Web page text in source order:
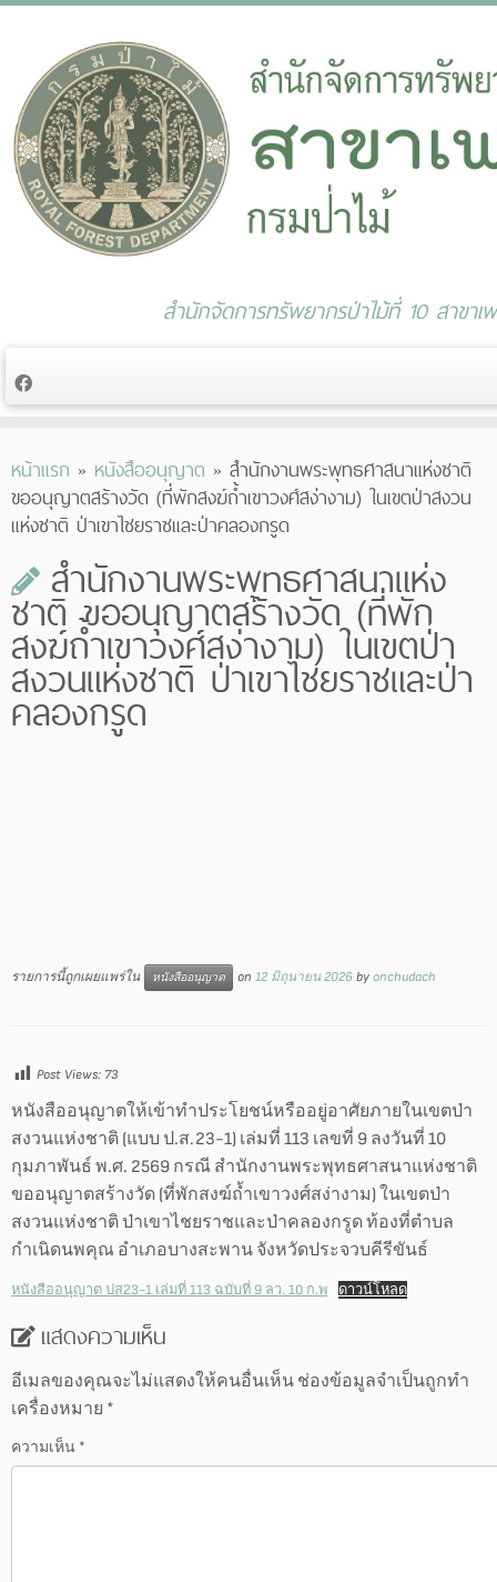
to
content
สำนักจัดการทรัพยากรป่าไม้ที่ 10 สาขาเ
หน้าแรก » หนังสืออนุญาต » สำนักงานพระพุทธศาสนาแห่งชาติ
ขออนุญาตสร้างวัด (ที่พักสงฆ์ถ้ำเขาวงศ์สง่างาม) ในเขตป่าสงวน
แห่งชาติ ป่าเขาไชยราชและป่าคลองกรูด
สำนักงานพระพุทธศาสนาแห่ง
ชาติ ขออนุญาตสร้างวัด (ที่พัก
สงฆ์ถ้ำเขาวงศ์สง่างาม) ในเขตป่า
สงวนแห่งชาติ ป่าเขาไชยราชและป่า
คลองกรูด
รายการนี้ถูกเผยแพร่ใน หนังสืออนุญาต on 12 มิถุนายน 2026 by onchudach
Post Views: 73
หนังสืออนุญาตให้เข้าทำประโยชน์หรืออยู่อาศัยภายในเขตป่า
สงวนแห่งชาติ (แบบ ป.ส.23-1) เล่มที่ 113 เลขที่ 9 ลงวันที่ 10
กุมภาพันธ์ พ.ศ. 2569 กรณี สำนักงานพระพุทธศาสนาแห่งชาติ
ขออนุญาตสร้างวัด (ที่พักสงฆ์ถ้ำเขาวงศ์สง่างาม) ในเขตป่า
สงวนแห่งชาติ ป่าเขาไชยราชและป่าคลองกรูด ท้องที่ตำบล
กำเนิดนพคุณ อำเภอบางสะพาน จังหวัดประจวบคีรีขันธ์
หนังสืออนุญาต ปส23-1 เล่มที่ 113 ฉบับที่ 9 ลว. 10 ก.พ ดาวน์โหลด
แสดงความเห็น
อีเมลของคุณจะไม่แสดงให้คนอื่นเห็น ช่องข้อมูลจำเป็นถูกทำ
เครื่องหมาย *
ความเห็น *